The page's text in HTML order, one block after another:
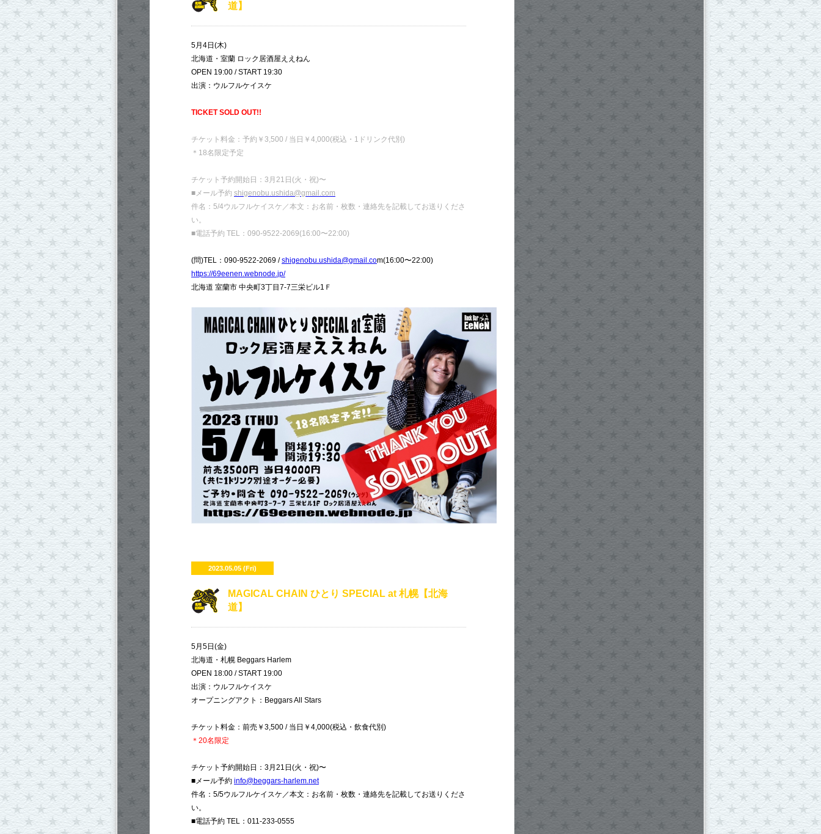
道】
5月4日(木)
北海道・室蘭 ロック居酒屋ええねん
OPEN 19:00 / START 19:30
出演：ウルフルケイスケ
TICKET SOLD OUT!!
チケット料金：予約￥3,500 / 当日￥4,000(税込・1ドリンク代別)
＊18名限定予定
チケット予約開始日：3月21日(火・祝)〜
■メール予約 shigenobu.ushida@gmail.com
件名：5/4ウルフルケイスケ／本文：お名前・枚数・連絡先を記載してお送りくださ
い。
■電話予約 TEL：090-9522-2069(16:00〜22:00)
(問)TEL：090-9522-2069 /shigenobu.ushida@gmail.com(16:00〜22:00)
https://69eenen.webnode.jp/
北海道 室蘭市 中央町3丁目7-7三栄ビル1Ｆ
2023.05.05 (Fri)
​MAGICAL CHAIN ひとり SPECIAL at 札幌【北海
道】
5月5日(金)
北海道・札幌 Beggars Harlem
OPEN 18:00 / START 19:00
出演：ウルフルケイスケ
オープニングアクト：Beggars All Stars
チケット料金：前売￥3,500 / 当日￥4,000(税込・飲食代別)
＊20名限定
チケット予約開始日：3月21日(火・祝)〜
■メール予約 info@beggars-harlem.net
件名：5/5ウルフルケイスケ／本文：お名前・枚数・連絡先を記載してお送りくださ
い。
■電話予約 TEL：011-233-0555